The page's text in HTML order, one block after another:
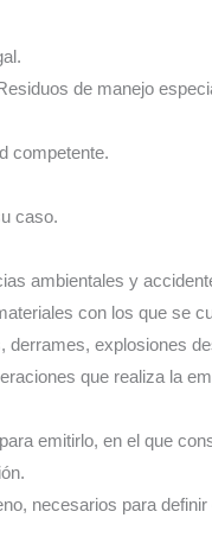
de manejo
competente.
caso.
ambientales y
con los que se
derrames, explosiones
que realiza la
emitirlo, en el que
necesarios para definir